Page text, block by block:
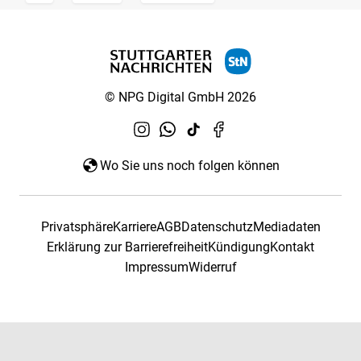
© NPG Digital GmbH 2026
Wo Sie uns noch folgen können
PrivatsphäreKarriereAGBDatenschutzMediadaten
Erklärung zur BarrierefreiheitKündigungKontakt
ImpressumWiderruf